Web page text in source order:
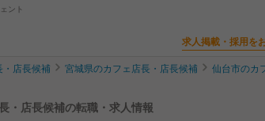
ント
求人掲載・採用を
・店長候補 宮城県のカフェ店長・店長候補 仙台市のカ
・店長候補の転職・求人情報